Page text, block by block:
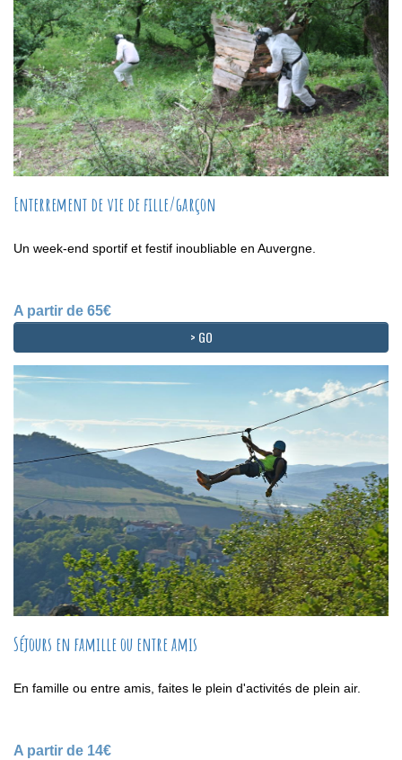
Enterrement de vie de fille/garçon
Un week-end sportif et festif inoubliable en Auvergne.
A partir de 65€
> GO
Séjours en famille ou entre amis
En famille ou entre amis, faites le plein d'activités de plein air.
A partir de 14€